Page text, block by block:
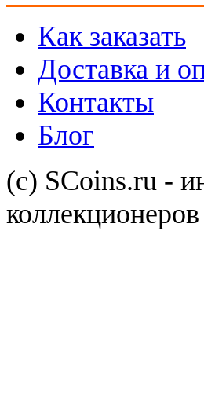
Как заказать
Доставка и
Контакты
Блог
(с) SCoins.ru -
коллекционеров